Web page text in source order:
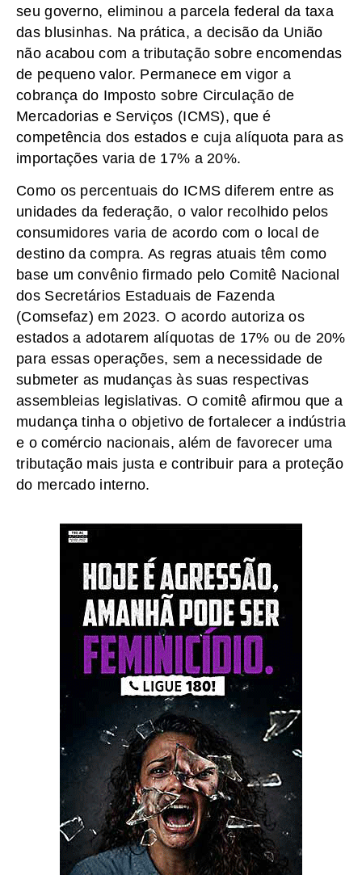
seu governo, eliminou a parcela federal da taxa
das blusinhas. Na prática, a decisão da União
não acabou com a tributação sobre encomendas
de pequeno valor. Permanece em vigor a
cobrança do Imposto sobre Circulação de
Mercadorias e Serviços (ICMS), que é
competência dos estados e cuja alíquota para as
importações varia de 17% a 20%.
Como os percentuais do ICMS diferem entre as
unidades da federação, o valor recolhido pelos
consumidores varia de acordo com o local de
destino da compra. As regras atuais têm como
base um convênio firmado pelo Comitê Nacional
dos Secretários Estaduais de Fazenda
(Comsefaz) em 2023. O acordo autoriza os
estados a adotarem alíquotas de 17% ou de 20%
para essas operações, sem a necessidade de
submeter as mudanças às suas respectivas
assembleias legislativas. O comitê afirmou que a
mudança tinha o objetivo de fortalecer a indústria
e o comércio nacionais, além de favorecer uma
tributação mais justa e contribuir para a proteção
do mercado interno.